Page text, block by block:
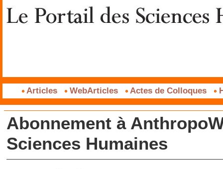
Articles WebArticles Actes de Colloques
Abonnement à
Sciences Humaines